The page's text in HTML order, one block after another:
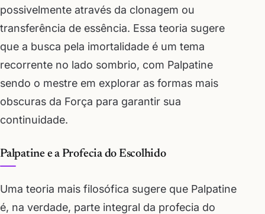
possivelmente através da clonagem ou
transferência de essência. Essa teoria sugere
que a busca pela imortalidade é um tema
recorrente no lado sombrio, com Palpatine
sendo o mestre em explorar as formas mais
obscuras da Força para garantir sua
continuidade.
Palpatine e a Profecia do Escolhido
Uma teoria mais filosófica sugere que Palpatine
é, na verdade, parte integral da profecia do